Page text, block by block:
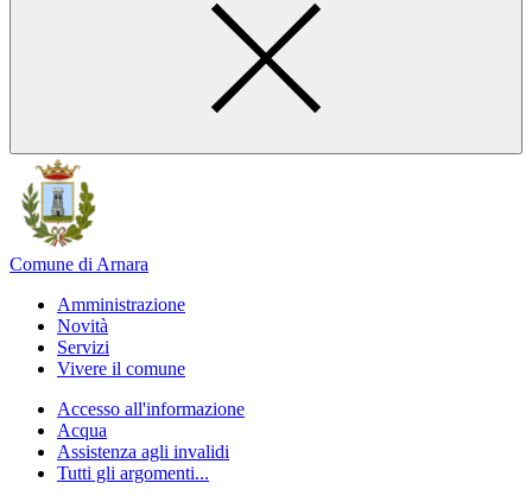
Comune di Arnara
Amministrazione
Novità
Servizi
Vivere il comune
Accesso all'informazione
Acqua
Assistenza agli invalidi
Tutti gli argomenti...